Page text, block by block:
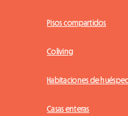
Pisos compartidos
Coliving
Habitaciones de
Casas enteras